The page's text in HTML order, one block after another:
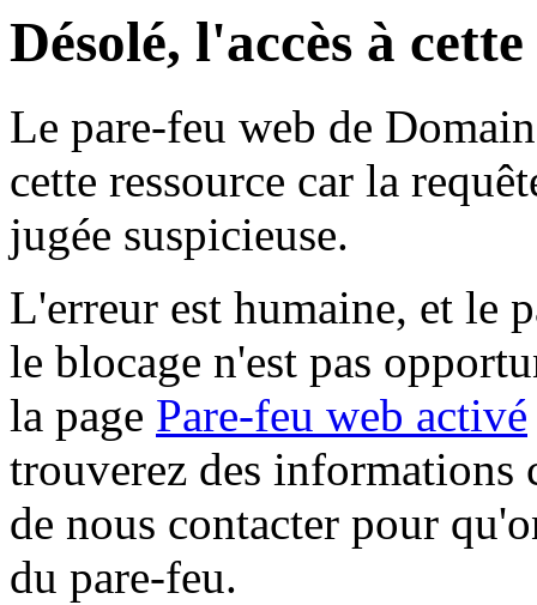
Désolé, l'accès à
Le pare-feu web de
cette ressource car la
jugée suspicieuse.
L'erreur est humaine, et le
le blocage n'est pas
la page Pare-feu web activé
trouverez des informations
de nous contacter pour
du pare-feu.